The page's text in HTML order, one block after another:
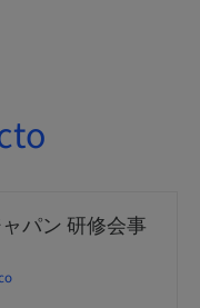
パン 研修会事